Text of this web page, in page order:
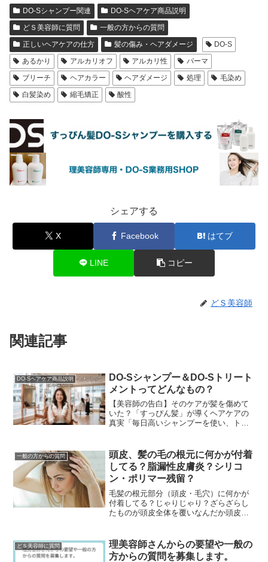
DO-Sシャンプー関連
DO-Sヘアケア商品説明
どＳ美容師に質問
一般の方からの質問
正しいヘアケアの仕方
髪の傷み・ヘアダメージ
DO-S
あるかり
アルカリオフ アルカリ性
パーマ
ブリーチ
ヘアカラー ヘアダメージ 処理
毛染め
白髪染め
縮毛矯正 酸性
シェアする
X Facebook はてブ
LINE コピー
どＳ美容師
関連記事
DO-Sヘアケア商品説明
DO-Sシャンプー＆DO-Sトリート
メントってどんなもの？
【美容師の告白】そのケアが髪を傷めて
いた？「すっぴん髪」が導くヘアケアの
真実「毎日高いシャンプーを使い、トリ
が細くなり、変なクセ...
一般の方からの質問
頭皮、髪の毛の根元に何かが付着
してる？脂漏性皮膚炎？シリコ
ン・ポリマー残留？
毛髪の根元部分（頭皮・毛穴）に何かが
付着してる？じゃりじゃり？ざらざらし
たものが頭皮全体を覆いなんだか頭皮が
クスやヘッドスパ・炭...
どＳ美容師に質問
理美容師さんからの要望や一般の
方からの質問を募集します。